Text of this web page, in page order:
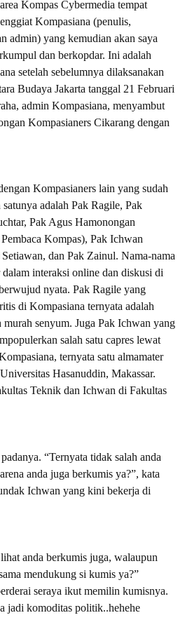
Kompas Cybermedia tempat
Kompasiana (penulis,
admin) yang kemudian akan saya
dan berkopdar. Ini adalah
setelah sebelumnya dilaksanakan
Budaya Jakarta tanggal 21 Februari
admin Kompasiana, menyambut
Kompasianers Cikarang dengan
Kompasianers lain yang sudah
adalah Pak Ragile, Pak
Pak Agus Hamonongan
Kompas), Pak Ichwan
dan Pak Zainul. Nama-nama
interaksi online dan diskusi di
nyata. Pak Ragile yang
di Kompasiana ternyata adalah
senyum. Juga Pak Ichwan yang
salah satu capres lewat
ternyata satu almamater
Hasanuddin, Makassar.
Teknik dan Ichwan di Fakultas
“Ternyata tidak salah anda
anda juga berkumis ya?”, kata
Ichwan yang kini bekerja di
anda berkumis juga, walaupun
mendukung si kumis ya?”
seraya ikut memilin kumisnya.
jadi komoditas politik..hehehe